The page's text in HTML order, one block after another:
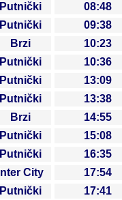
Putnički
08:48
Putnički
09:38
Brzi
10:23
Putnički
10:36
Putnički
13:09
Putnički
13:38
Brzi
14:55
Putnički
15:08
Putnički
16:35
Inter City
17:54
Putnički
17:41